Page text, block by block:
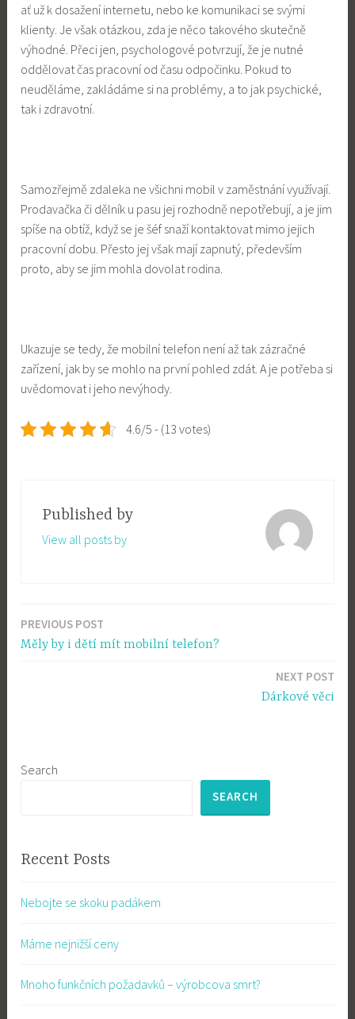
ať už k dosažení internetu, nebo ke komunikaci se svými
klienty. Je však otázkou, zda je něco takového skutečně
výhodné. Přeci jen, psychologové potvrzují, že je nutné
oddělovat čas pracovní od času odpočinku. Pokud to
neuděláme, zakládáme si na problémy, a to jak psychické,
tak i zdravotní.
Samozřejmě zdaleka ne všichni mobil v zaměstnání využívají.
Prodavačka či dělník u pasu jej rozhodně nepotřebují, a je jim
spíše na obtíž, když se je šéf snaží kontaktovat mimo jejich
pracovní dobu. Přesto jej však mají zapnutý, především
proto, aby se jim mohla dovolat rodina.
Ukazuje se tedy, že mobilní telefon není až tak zázračné
zařízení, jak by se mohlo na první pohled zdát. A je potřeba si
uvědomovat i jeho nevýhody.
4.6/5 - (13 votes)
Published by
View all posts by
Post
navigation
PREVIOUS POST
Měly by i dětí mít mobilní telefon?
NEXT POST
Dárkové věci
Search
SEARCH
Recent Posts
Nebojte se skoku padákem
Máme nejnižší ceny
Mnoho funkčních požadavků – výrobcova smrt?